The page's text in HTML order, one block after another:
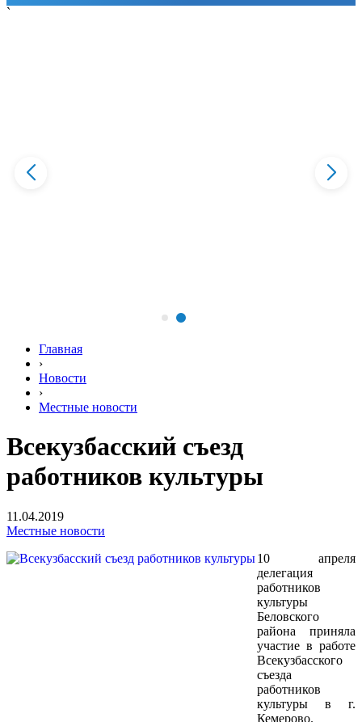
`
Главная
›
Новости
›
Местные новости
Всекузбасский съезд
работников культуры
11.04.2019
Местные новости
10 апреля
делегация
работников
культуры
Беловского
района приняла
участие в работе
Всекузбасского
съезда
работников
культуры в г.
Кемерово.